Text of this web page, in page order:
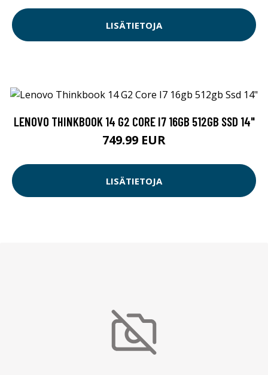
LISÄTIETOJA
LENOVO THINKBOOK 14 G2 CORE I7 16GB 512GB SSD 14"
749.99 EUR
LISÄTIETOJA